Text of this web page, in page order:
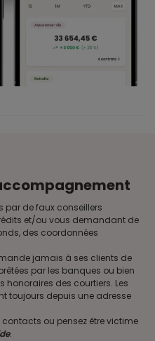
par de faux conseillers
et/ou vous demandant de
des coordonnées
jamais à ses clients de
par les banques ou bien
honoraires des courtiers. Les
toujours depuis une adresse
contacts ou pensez être victime
.